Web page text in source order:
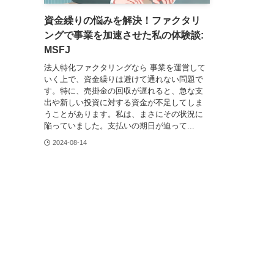
資金繰りの悩みを解決！ファクタリ
ングで事業を加速させた私の体験談:
MSFJ
法人特化ファクタリングなら 事業を運営して
いく上で、資金繰りは避けて通れない問題で
す。特に、売掛金の回収が遅れると、急な支
出や新しい投資に対する資金が不足してしま
うことがあります。私は、まさにその状況に
陥っていました。支払いの期日が迫って...
2024-08-14